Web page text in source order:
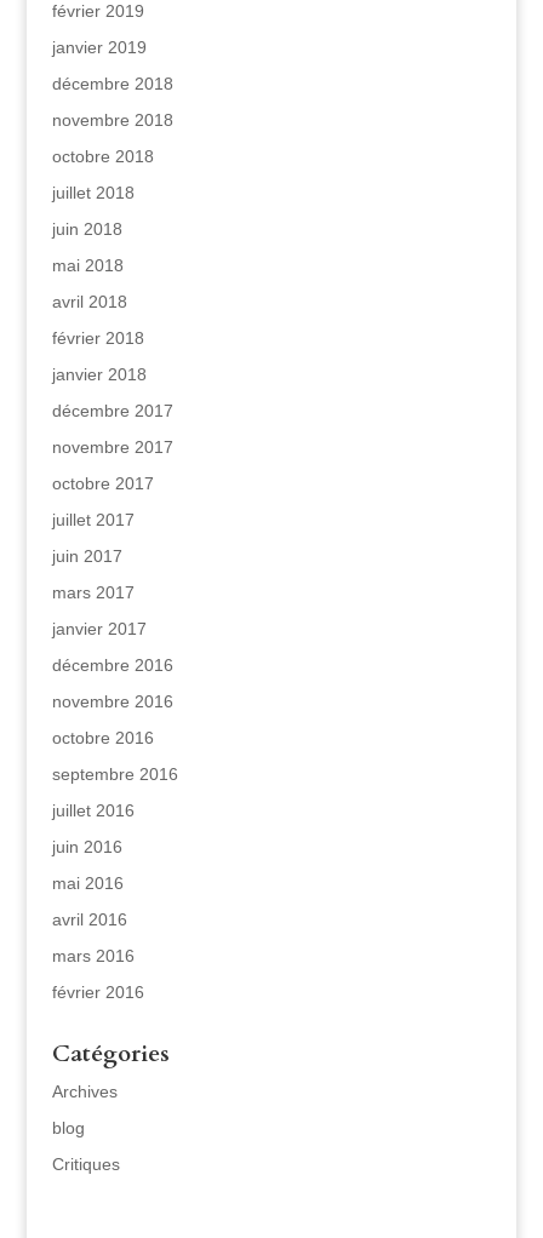
février 2019
janvier 2019
décembre 2018
novembre 2018
octobre 2018
juillet 2018
juin 2018
mai 2018
avril 2018
février 2018
janvier 2018
décembre 2017
novembre 2017
octobre 2017
juillet 2017
juin 2017
mars 2017
janvier 2017
décembre 2016
novembre 2016
octobre 2016
septembre 2016
juillet 2016
juin 2016
mai 2016
avril 2016
mars 2016
février 2016
Catégories
Archives
blog
Critiques